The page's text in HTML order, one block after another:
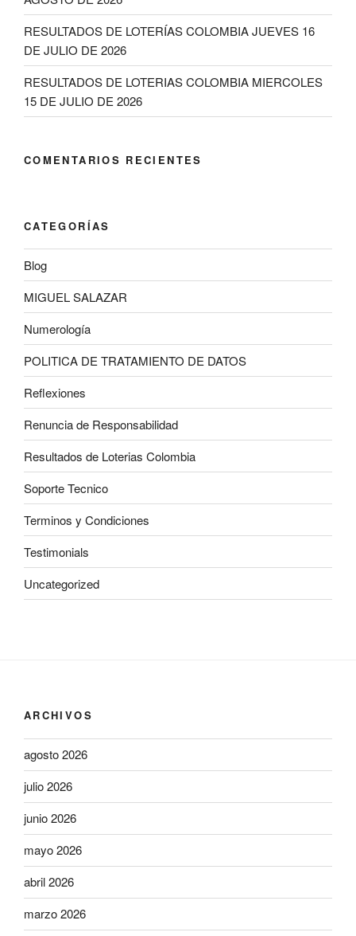
RESULTADOS DE LOTERÍAS COLOMBIA JUEVES 16
DE JULIO DE 2026
RESULTADOS DE LOTERIAS COLOMBIA MIERCOLES
15 DE JULIO DE 2026
COMENTARIOS RECIENTES
CATEGORÍAS
Blog
MIGUEL SALAZAR
Numerología
POLITICA DE TRATAMIENTO DE DATOS
Reflexiones
Renuncia de Responsabilidad
Resultados de Loterias Colombia
Soporte Tecnico
Terminos y Condiciones
Testimonials
Uncategorized
ARCHIVOS
agosto 2026
julio 2026
junio 2026
mayo 2026
abril 2026
marzo 2026